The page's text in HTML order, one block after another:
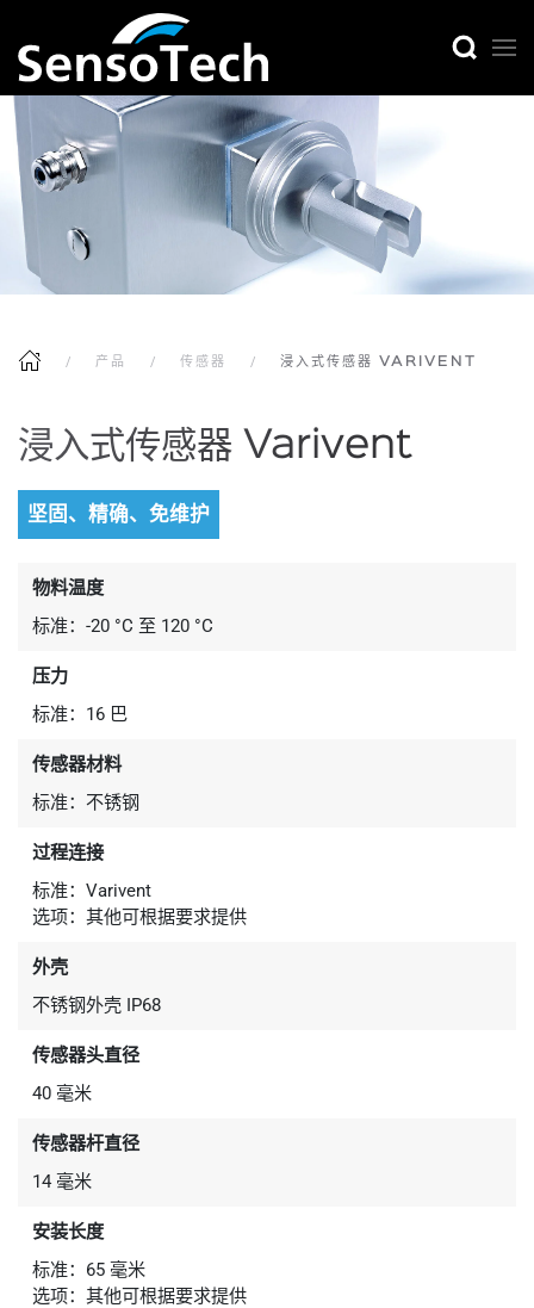
产品 传感器 浸入式传感器 VARIVENT
浸入式传感器 Varivent
坚固、精确、免维护
物料温度
标准：-20 °C 至 120 °C
压力
标准：16 巴
传感器材料
标准：不锈钢
过程连接
标准：Varivent
选项：其他可根据要求提供
外壳
不锈钢外壳 IP68
传感器头直径
40 毫米
传感器杆直径
14 毫米
安装长度
标准：65 毫米
选项：其他可根据要求提供